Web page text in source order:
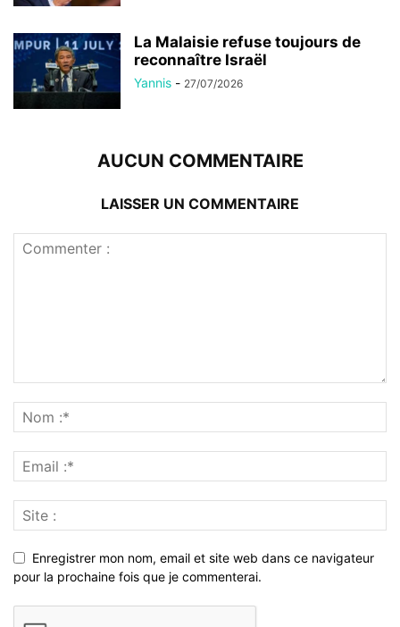
La Malaisie refuse toujours de
reconnaître Israël
Yannis - 27/07/2026
AUCUN COMMENTAIRE
LAISSER UN COMMENTAIRE
Enregistrer mon nom, email et site web dans ce navigateur
pour la prochaine fois que je commenterai.